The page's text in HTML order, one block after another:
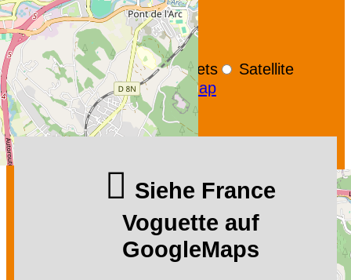
+−
OpenStreetMap
Streets
Satellite
Leaflet |© OpenStreetMap
Siehe France
Voguette auf
GoogleMaps